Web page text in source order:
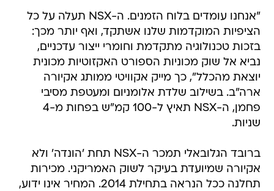
"אנחנו עומדים בלוח הזמנים. ה-NSX תעלה על כל
הציפיות המוקדמות שלנו אשתקד, ואף יותר מכך:
בזכות טכנולוגיה מתקדמת וחומרי ייצור עדכניים,
נביא אל שוק מכוניות הספורט האקזוטיות מכונית
יוצאת מהכלל", כך מייק אקוויטי ממותג אקיורה
ארה"ב. בשילוב שלדת אלומניום ומעטפת מסיבי
פחמן, ה-NSX תאיץ ל-100 קמ"ש בפחות מ-4
שניות.
ברובד הגלובאלי תמכר ה-NSX תחת 'הונדה' ולא
אקיורה שמיועדת בעיקר לשוק האמריקני. מכירות
תחלנה ככל הנראה בתחילת 2014. המחיר אינו ידוע,